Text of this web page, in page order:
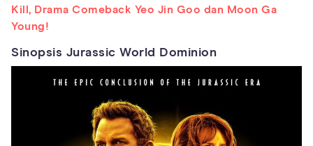
Kill, Drama Comeback Yeo Jin Goo dan Moon Ga
Young!
Sinopsis Jurassic World Dominion